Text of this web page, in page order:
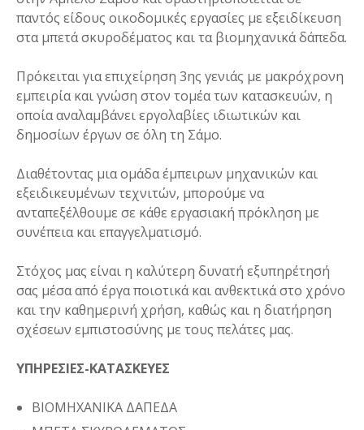
παντός είδους οικοδομικές εργασίες με εξειδίκευση
στα μπετά σκυροδέματος και τα βιομηχανικά δάπεδα.
Πρόκειται για επιχείρηση 3ης γενιάς με μακρόχρονη
εμπειρία και γνώση στον τομέα των κατασκευών, η
οποία αναλαμβάνει εργολαβίες ιδιωτικών και
δημοσίων έργων σε όλη τη Σάμο.
Διαθέτοντας μια ομάδα έμπειρων μηχανικών και
εξειδικευμένων τεχνιτών, μπορούμε να
ανταπεξέλθουμε σε κάθε εργασιακή πρόκληση με
συνέπεια και επαγγελματισμό.
Στόχος μας είναι η καλύτερη δυνατή εξυπηρέτησή
σας μέσα από έργα ποιοτικά και ανθεκτικά στο χρόνο
και την καθημερινή χρήση, καθώς και η διατήρηση
σχέσεων εμπιστοσύνης με τους πελάτες μας.
ΥΠΗΡΕΣΙΕΣ-ΚΑΤΑΣΚΕΥΕΣ
ΒΙΟΜΗΧΑΝΙΚΑ ΔΑΠΕΔΑ